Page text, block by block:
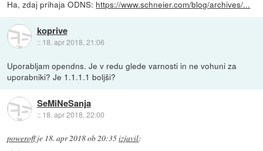
Ha, zdaj prihaja ODNS: https://www.schneier.com/blog/archives/...
koprive
:: 18. apr 2018, 21:06
Uporabljam opendns. Je v redu glede varnosti in ne vohuni za
uporabniki? Je 1.1.1.1 boljši?
SeMiNeSanja
:: 18. apr 2018, 22:00
poweroffje 18. apr 2018 ob 20:35izjavil: